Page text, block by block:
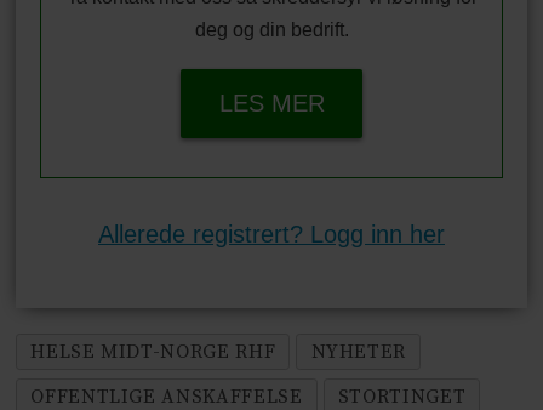
deg og din bedrift.
LES MER
Allerede registrert? Logg inn her
HELSE MIDT-NORGE RHF
NYHETER
OFFENTLIGE ANSKAFFELSE
STORTINGET